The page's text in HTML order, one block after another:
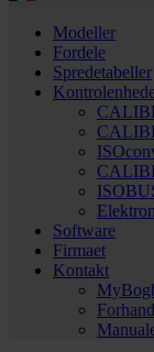
Modeller
Fordele
Spredetabeller
Software
Firmaet
Kontakt